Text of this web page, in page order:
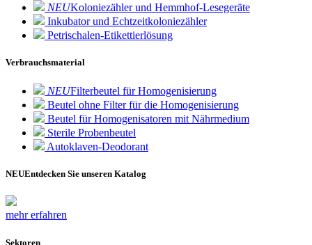
NEUKoloniezähler und Hemmhof-Lesegeräte
Inkubator und Echtzeitkoloniezähler
Petrischalen-Etikettierlösung
Verbrauchsmaterial
NEUFilterbeutel für Homogenisierung
Beutel ohne Filter für die Homogenisierung
Beutel für Homogenisatoren mit Nährmedium
Sterile Probenbeutel
Autoklaven-Deodorant
NEUEntdecken Sie unseren Katalog
mehr erfahren
Sektoren